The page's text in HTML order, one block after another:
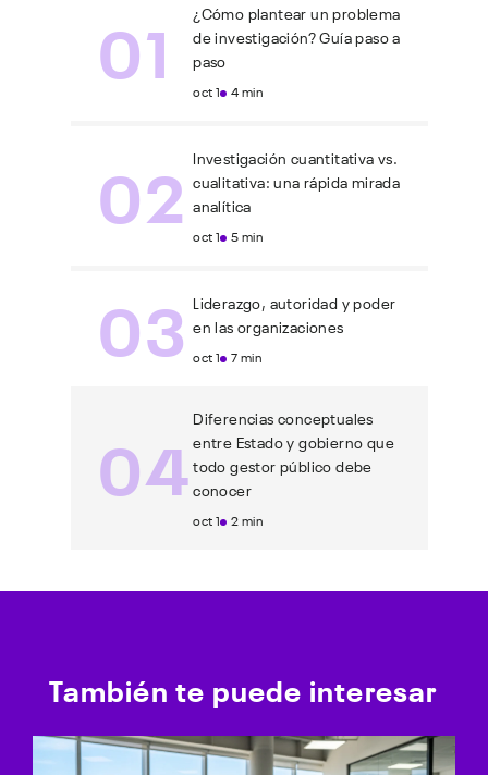
01
¿Cómo plantear un problema
de investigación? Guía paso a
paso
oct 1 4 min
02
Investigación cuantitativa vs.
cualitativa: una rápida mirada
analítica
oct 1 5 min
03 Liderazgo, autoridad y poder
en las organizaciones
oct 1 7 min
04
Diferencias conceptuales
entre Estado y gobierno que
todo gestor público debe
conocer
oct 1 2 min
También te puede interesar